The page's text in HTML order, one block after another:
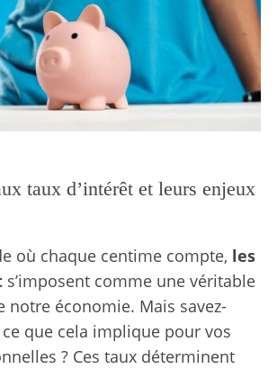
taux d’intérêt et leurs enjeux
où chaque centime compte, les
s’imposent comme une véritable
notre économie. Mais savez-
que cela implique pour vos
? Ces taux déterminent